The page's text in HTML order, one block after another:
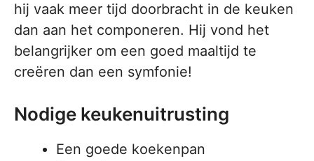
hij vaak meer tijd doorbracht in de keuken
dan aan het componeren. Hij vond het
belangrijker om een goed maaltijd te
creëren dan een symfonie!
Nodige keukenuitrusting
Een goede koekenpan